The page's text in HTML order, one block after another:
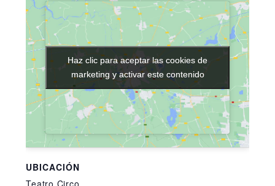
UBICACIÓN
Haz clic para aceptar las cookies de
marketing y activar este contenido
Haz clic para aceptar las cookies de
marketing y activar este contenido